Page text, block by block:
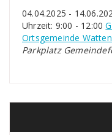
04.04.2025 -
Uhrzeit: 9:00 - 12:00
Ortsgemeinde
Parkplatz